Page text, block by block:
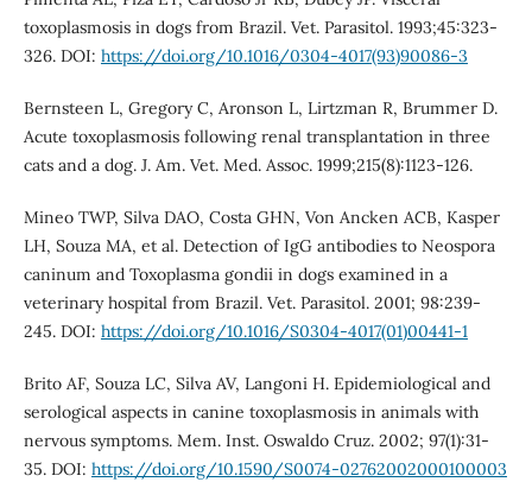
toxoplasmosis in dogs from Brazil. Vet. Parasitol. 1993;45:323-
326. DOI: https://doi.org/10.1016/0304-4017(93)90086-3
Bernsteen L, Gregory C, Aronson L, Lirtzman R, Brummer D.
Acute toxoplasmosis following renal transplantation in three
cats and a dog. J. Am. Vet. Med. Assoc. 1999;215(8):1123-126.
Mineo TWP, Silva DAO, Costa GHN, Von Ancken ACB, Kasper
LH, Souza MA, et al. Detection of IgG antibodies to Neospora
caninum and Toxoplasma gondii in dogs examined in a
veterinary hospital from Brazil. Vet. Parasitol. 2001; 98:239-
245. DOI: https://doi.org/10.1016/S0304-4017(01)00441-1
Brito AF, Souza LC, Silva AV, Langoni H. Epidemiological and
serological aspects in canine toxoplasmosis in animals with
nervous symptoms. Mem. Inst. Oswaldo Cruz. 2002; 97(1):31-
35. DOI: https://doi.org/10.1590/S0074-02762002000100003